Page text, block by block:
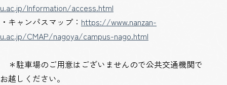
u.ac.jp/Information/access.html
・キャンパスマップ： https://www.nanzan-
u.ac.jp/CMAP/nagoya/campus-nago.html
＊駐車場のご用意はございませんので公共交通機関で
お越しください。